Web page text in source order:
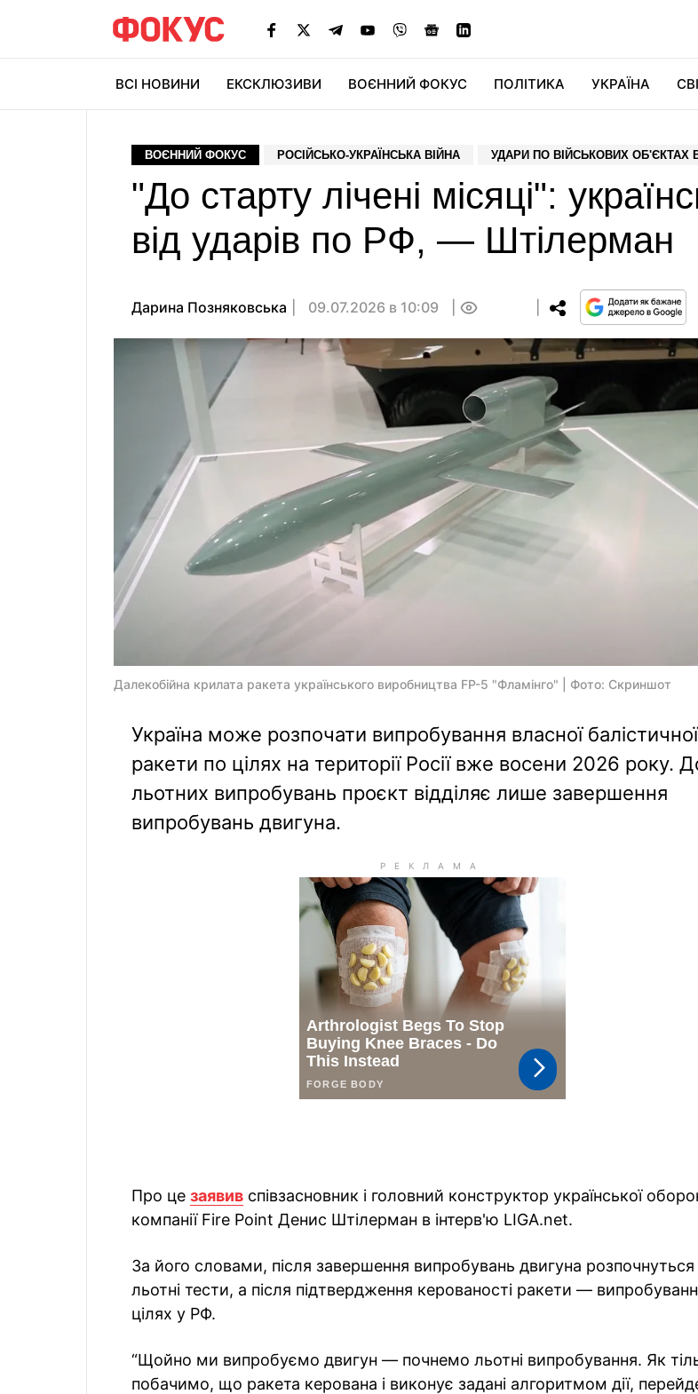
ВСІ НОВИНИ ЕКСКЛЮЗИВИ ВОЄННИЙ ФОКУС ПОЛІТИКА УКРАЇНА
ВОЄННИЙ ФОКУС РОСІЙСЬКО-УКРАЇНСЬКА ВІЙНА УДАРИ ПО ВІЙСЬКОВИХ ОБ'ЄКТАХ
"До старту лічені місяці":
від ударів по РФ, — Штілерман
Дарина Позняковська 09.07.2026 в 10:09
Далекобійна крилата ракета українського виробництва FP-5 "Фламінго" | Фото: Скриншот
Україна може розпочати випробування власної балістичної
ракети по цілях на території Росії вже восени 2026 року.
льотних випробувань проєкт відділяє лише завершення
випробувань двигуна.
Про це заявив співзасновник і головний конструктор української
компанії Fire Point Денис Штілерман в інтерв'ю LIGA.net.
За його словами, після завершення випробувань двигуна розпочнуться
льотні тести, а після підтвердження керованості ракети —
цілях у РФ.
“Щойно ми випробуємо двигун — почнемо льотні випробування. Як
побачимо, що ракета керована і виконує задані алгоритмом дії,